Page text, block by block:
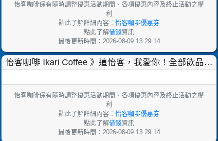
怡客咖啡保有隨時調整優惠活動期間、各項優惠內容及終止活動之權
利
點此了解詳細內容： 怡客咖啡優惠券
點此了解借錢資訊
最後更新時間：2026-08-09 13:29:14
怡客咖啡 Ikari Coffee 》這怡客，我愛你！全部飲品第
怡客咖啡保有隨時調整優惠活動期間、各項優惠內容及終止活動之權
利
點此了解詳細內容： 怡客咖啡優惠券
點此了解借錢資訊
最後更新時間：2026-08-09 13:29:14